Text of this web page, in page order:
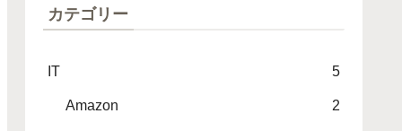
カテゴリー
IT 5
Amazon 2